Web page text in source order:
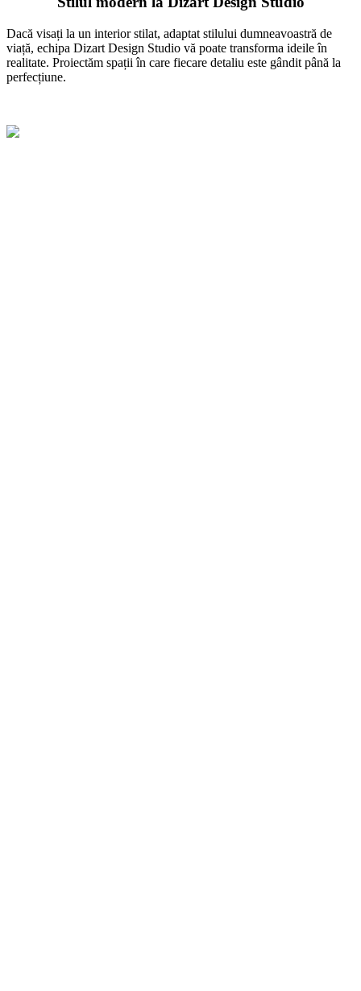
Dacă visați la un interior stilat, adaptat stilului dumneavoastră de
viață, echipa Dizart Design Studio vă poate transforma ideile în
realitate. Proiectăm spații în care fiecare detaliu este gândit până la
perfecțiune.